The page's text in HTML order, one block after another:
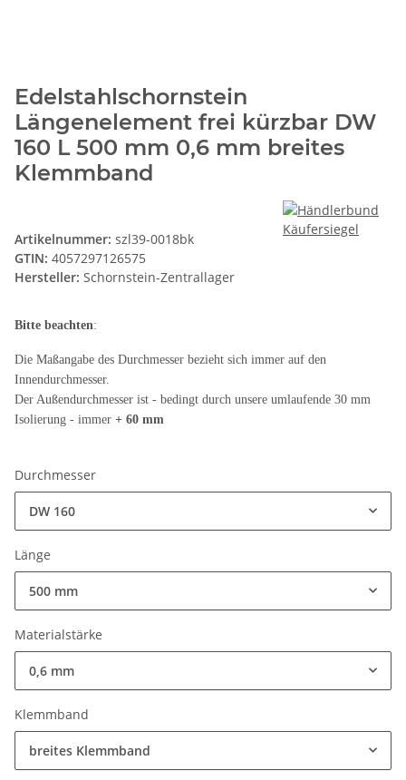
Edelstahlschornstein
Längenelement frei kürzbar DW
160 L 500 mm 0,6 mm breites
Klemmband
Artikelnummer: szl39-0018bk
GTIN: 4057297126575
Hersteller: Schornstein-Zentrallager
Bitte beachten:
Die Maßangabe des Durchmesser bezieht sich immer auf den
Innendurchmesser.
Der Außendurchmesser ist - bedingt durch unsere umlaufende 30 mm
Isolierung - immer + 60 mm
Durchmesser
DW 160
Länge
500 mm
Materialstärke
0,6 mm
Klemmband
breites Klemmband